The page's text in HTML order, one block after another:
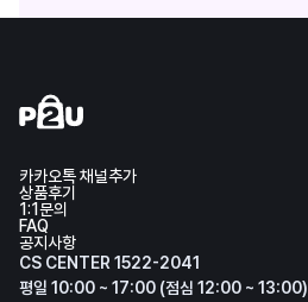
카카오톡 채널추가
상품후기
1:1문의
FAQ
공지사항
CS CENTER 1522-2041
평일 10:00 ~ 17:00 (점심 12:00 ~ 13:00)